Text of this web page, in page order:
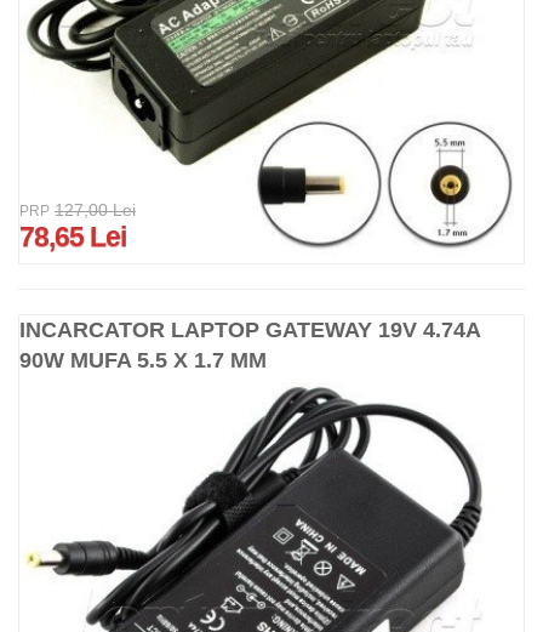
PRP 127,00 Lei
78,65 Lei
INCARCATOR LAPTOP GATEWAY 19V 4.74A
90W MUFA 5.5 X 1.7 MM